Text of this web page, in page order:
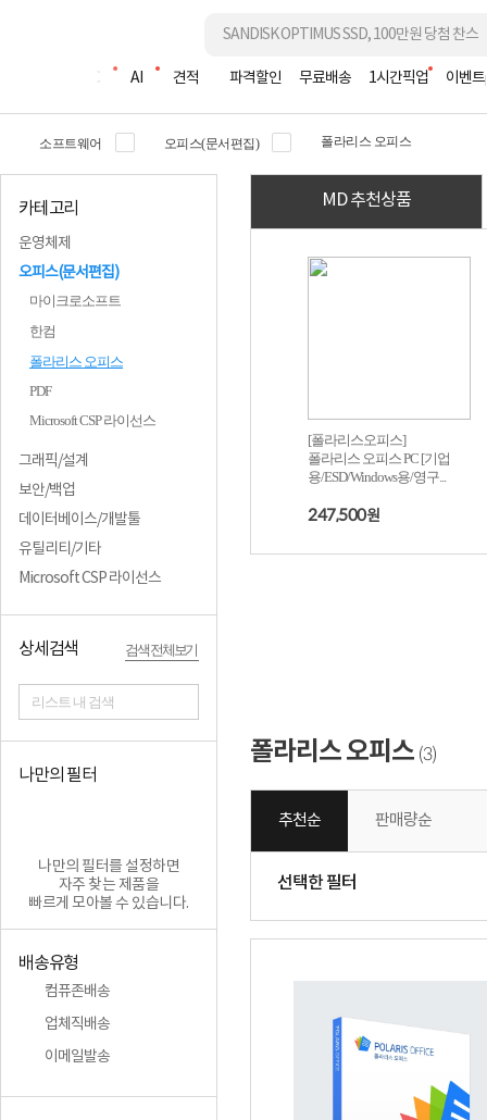
조립PC AI 견적 파격할인 무료배송 1시간픽업 이벤트
소프트웨어 오피스(문서편집) 폴라리스 오피스
카테고리
운영체제
오피스(문서편집)
마이크로소프트
한컴
폴라리스 오피스
PDF
Microsoft CSP 라이선스
그래픽/설계
보안/백업
데이터베이스/개발툴
유틸리티/기타
Microsoft CSP 라이선스
상세검색 검색 전체보기
리스트 내 검색
나만의 필터
나만의 필터를 설정하면
자주 찾는 제품을
빠르게 모아볼 수 있습니다.
배송유형
컴퓨존배송
업체직배송
이메일발송
MD 추천상품
[폴라리스오피스]
폴라리스 오피스 PC [기업
용/ESD/Windows용/영구...
247,500원
폴라리스 오피스 (3)
추천순 판매량순
선택한 필터